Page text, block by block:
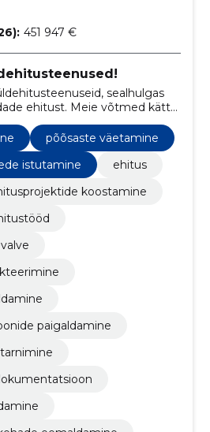
451 947 €
sealhulgas
ehitust. Meie võtmed kätte
saab alguse ja lõppu meiega!
põõsaste väetamine
istutamine
ehitus
koostamine
paigaldamine